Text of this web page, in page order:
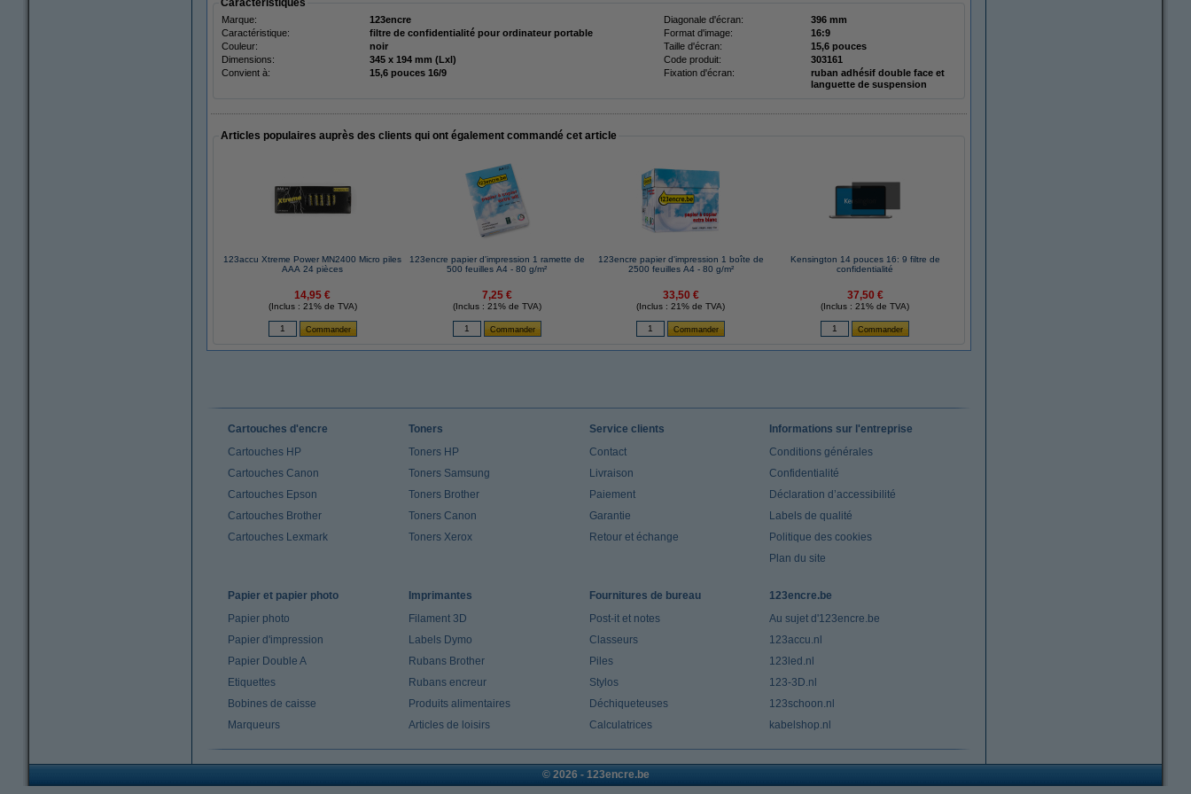
Caractéristiques
Marque: 123encre Diagonale d'écran:
396 mm
Caractéristique:
filtre de confidentialité pour ordinateur portable Format d'image:
16:9
Couleur:
noir Taille d'écran:
15,6 pouces
Dimensions:
345 x 194 mm (Lxl) Code produit:
303161
Convient à:
15,6 pouces 16/9 Fixation d'écran:
ruban adhésif double face et
languette de suspension
Articles populaires auprès des clients qui ont également commandé cet article
123accu Xtreme Power MN2400 Micro piles
AAA 24 pièces
14,95 €
(Inclus : 21% de TVA)
123encre papier d'impression 1 ramette de
500 feuilles A4 - 80 g/m²
7,25 €
(Inclus : 21% de TVA)
123encre papier d'impression 1 boîte de
2500 feuilles A4 - 80 g/m²
33,50 €
(Inclus : 21% de TVA)
Kensington 14 pouces 16: 9 filtre de
confidentialité
37,50 €
(Inclus : 21% de TVA)
Cartouches d'encre
Cartouches HP
Cartouches Canon
Cartouches Epson
Cartouches Brother
Cartouches Lexmark
Toners
Toners HP
Toners Samsung
Toners Brother
Toners Canon
Toners Xerox
Service clients
Contact
Livraison
Paiement
Garantie
Retour et échange
Informations sur l'entreprise
Conditions générales
Confidentialité
Déclaration d’accessibilité
Labels de qualité
Politique des cookies
Plan du site
Papier et papier photo
Papier photo
Papier d'impression
Papier Double A
Etiquettes
Bobines de caisse
Marqueurs
Imprimantes
Filament 3D
Labels Dymo
Rubans Brother
Rubans encreur
Produits alimentaires
Articles de loisirs
Fournitures de bureau
Post-it et notes
Classeurs
Piles
Stylos
Déchiqueteuses
Calculatrices
123encre.be
Au sujet d'123encre.be
123accu.nl
123led.nl
123-3D.nl
123schoon.nl
kabelshop.nl
© 2026 - 123encre.be